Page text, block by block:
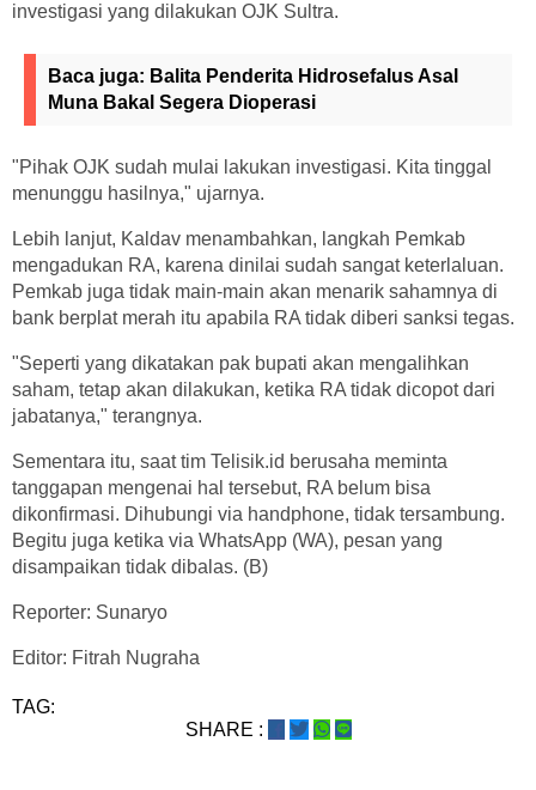
investigasi yang dilakukan OJK Sultra.
Baca juga: Balita Penderita Hidrosefalus Asal
Muna Bakal Segera Dioperasi
"Pihak OJK sudah mulai lakukan investigasi. Kita tinggal
menunggu hasilnya," ujarnya.
Lebih lanjut, Kaldav menambahkan, langkah Pemkab
mengadukan RA, karena dinilai sudah sangat keterlaluan.
Pemkab juga tidak main-main akan menarik sahamnya di
bank berplat merah itu apabila RA tidak diberi sanksi tegas.
"Seperti yang dikatakan pak bupati akan mengalihkan
saham, tetap akan dilakukan, ketika RA tidak dicopot dari
jabatanya," terangnya.
Sementara itu, saat tim Telisik.id berusaha meminta
tanggapan mengenai hal tersebut, RA belum bisa
dikonfirmasi. Dihubungi via handphone, tidak tersambung.
Begitu juga ketika via WhatsApp (WA), pesan yang
disampaikan tidak dibalas. (B)
Reporter: Sunaryo
Editor: Fitrah Nugraha
TAG:
SHARE :